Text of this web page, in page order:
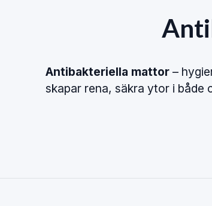
Antibakteriella mattor –
skapar rena, säkra ytor i både